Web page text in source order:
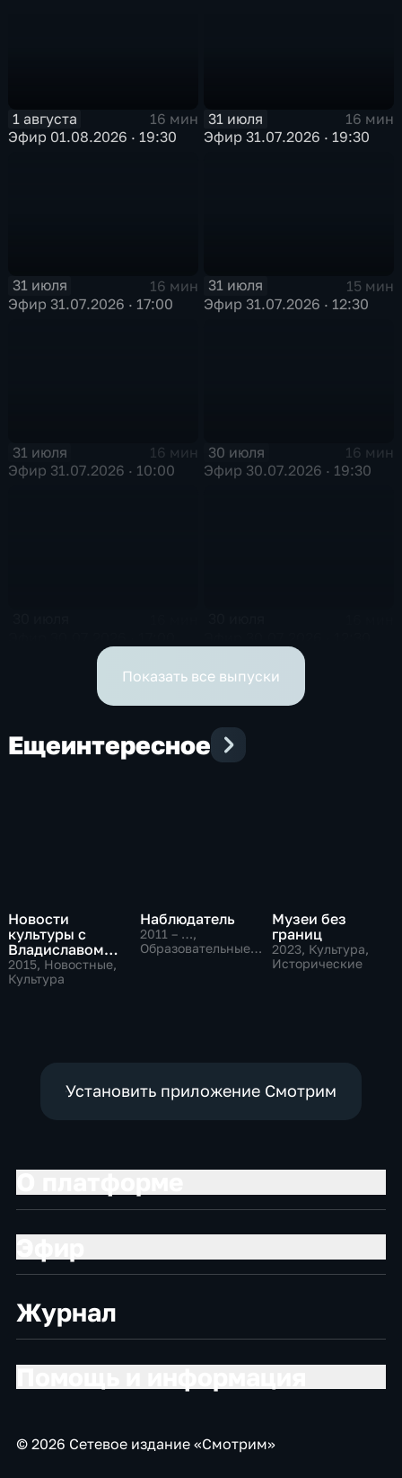
1 августа
16 мин
Эфир 01.08.2026 · 19:30
31 июля
16 мин
Эфир 31.07.2026 · 19:30
31 июля
16 мин
Эфир 31.07.2026 · 17:00
31 июля
15 мин
Эфир 31.07.2026 · 12:30
31 июля
16 мин
Эфир 31.07.2026 · 10:00
30 июля
16 мин
Эфир 30.07.2026 · 19:30
Показать все выпуски
Ещеинтересное
Новости
культуры с
Владиславом
Флярковским
2015, Новостные,
Культура
Наблюдатель
2011 – …,
Образовательные,
Музеи без
границ
2023, Культура,
Исторические
Установить приложение Смотрим
Журнал
© 2026 Сетевое издание «Смотрим»